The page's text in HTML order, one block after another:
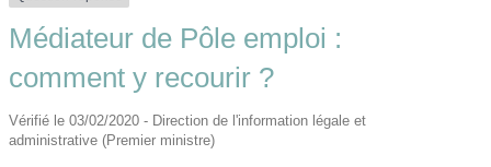
Médiateur de Pôle emploi :
comment y recourir ?
Vérifié le 03/02/2020 - Direction de l'information légale et
administrative (Premier ministre)